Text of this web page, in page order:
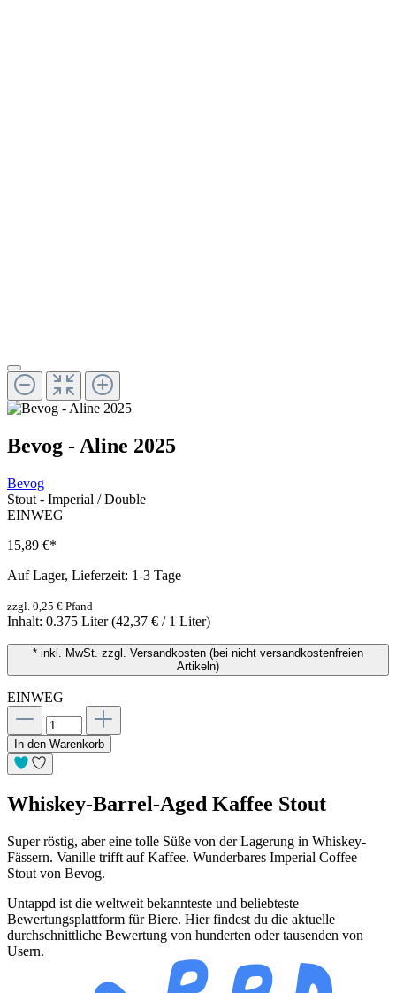
Bevog - Aline 2025
Bevog
Stout - Imperial / Double
EINWEG
15,89 €*
Auf Lager, Lieferzeit: 1-3 Tage
zzgl. 0,25 € Pfand
Inhalt: 0.375 Liter(42,37 € / 1 Liter)
* inkl. MwSt. zzgl. Versandkosten (bei nicht versandkostenfreien
Artikeln)
EINWEG
In den Warenkorb
Whiskey-Barrel-Aged Kaffee Stout
Super röstig, aber eine tolle Süße von der Lagerung in Whiskey-
Fässern. Vanille trifft auf Kaffee. Wunderbares Imperial Coffee
Stout von Bevog.
Untappd ist die weltweit bekannteste und beliebteste
Bewertungsplattform für Biere. Hier findest du die aktuelle
durchschnittliche Bewertung von hunderten oder tausenden von
Usern.